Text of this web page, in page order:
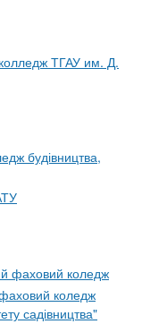
ТГАУ им. Д.
будівництва,
фаховий коледж
коледж
садівництва"